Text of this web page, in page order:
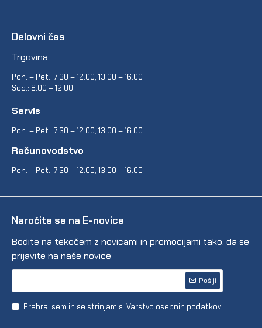
Delovni čas
Trgovina
Pon. – Pet.: 7.30 – 12.00, 13.00 – 16.00
Sob.: 8.00 – 12.00
Servis
Pon. – Pet.: 7.30 – 12.00, 13.00 – 16.00
Računovodstvo
Pon. – Pet.: 7.30 – 12.00, 13.00 – 16.00
Naročite se na E-novice
Bodite na tekočem z novicami in promocijami tako, da se
prijavite na naše novice
Pošlji
Prebral sem in se strinjam s Varstvo osebnih podatkov